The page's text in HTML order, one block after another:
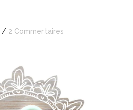
/ 2 Commentaires